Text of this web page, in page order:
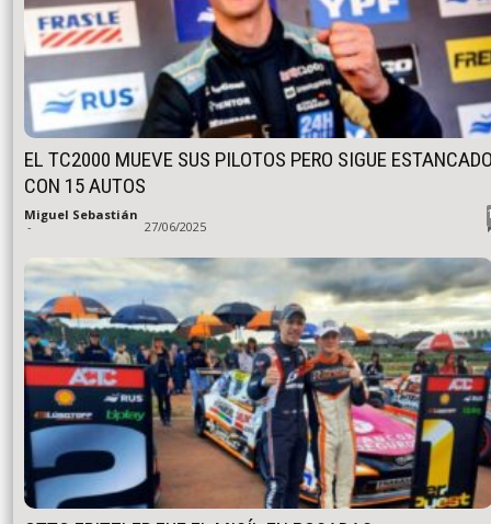
EL TC2000 MUEVE SUS PILOTOS PERO SIGUE
CON 15 AUTOS
Miguel Sebastián
- 27/06/2025